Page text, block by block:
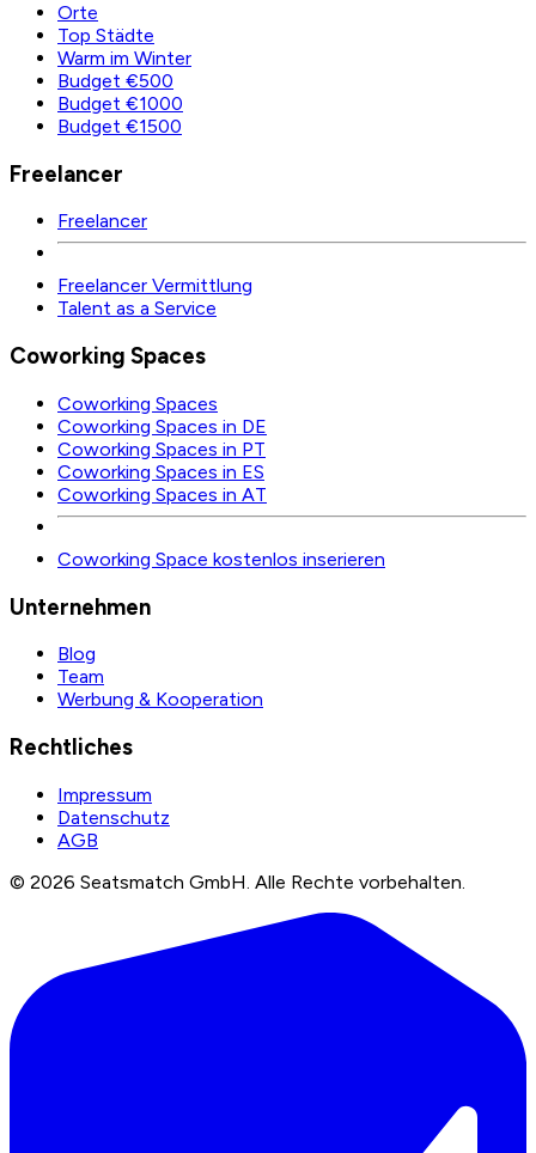
Orte
Top Städte
Warm im Winter
Budget €500
Budget €1000
Budget €1500
Freelancer
Freelancer
Freelancer Vermittlung
Talent as a Service
Coworking Spaces
Coworking Spaces
Coworking Spaces in DE
Coworking Spaces in PT
Coworking Spaces in ES
Coworking Spaces in AT
Coworking Space kostenlos inserieren
Unternehmen
Blog
Team
Werbung & Kooperation
Rechtliches
Impressum
Datenschutz
AGB
© 2026 Seatsmatch GmbH. Alle Rechte vorbehalten.